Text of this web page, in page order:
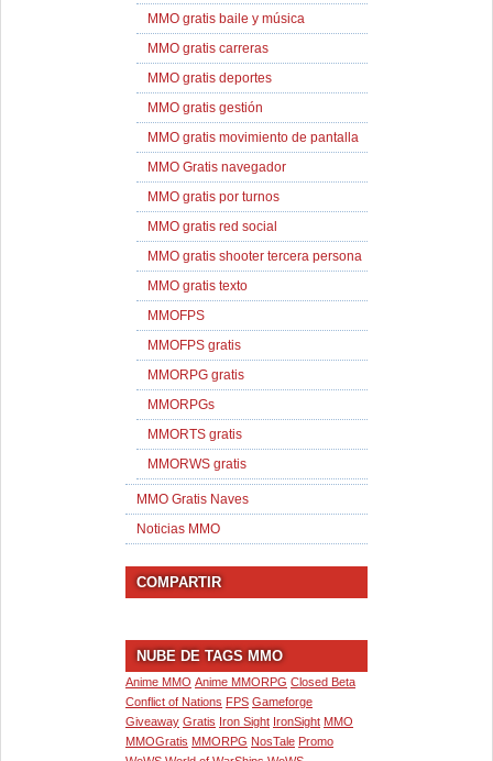
MMO gratis baile y música
MMO gratis carreras
MMO gratis deportes
MMO gratis gestión
MMO gratis movimiento de pantalla
MMO Gratis navegador
MMO gratis por turnos
MMO gratis red social
MMO gratis shooter tercera persona
MMO gratis texto
MMOFPS
MMOFPS gratis
MMORPG gratis
MMORPGs
MMORTS gratis
MMORWS gratis
MMO Gratis Naves
Noticias MMO
COMPARTIR
NUBE DE TAGS MMO
Anime MMO Anime MMORPG Closed Beta
Conflict of Nations FPS Gameforge
Giveaway Gratis Iron Sight IronSight MMO
MMOGratis MMORPG NosTale Promo